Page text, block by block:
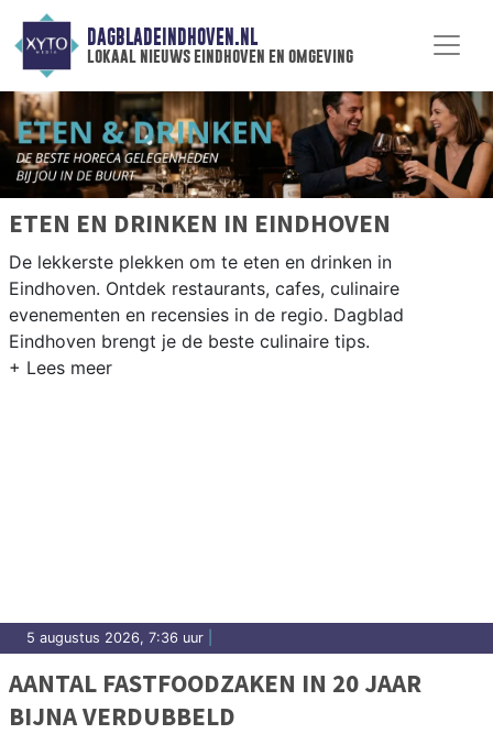
DAGBLADEINDHOVEN.NL
lokaal nieuws eindhoven en omgeving
ETEN EN DRINKEN IN EINDHOVEN
De lekkerste plekken om te eten en drinken in
Eindhoven. Ontdek restaurants, cafes, culinaire
evenementen en recensies in de regio. Dagblad
Eindhoven brengt je de beste culinaire tips.
5 augustus 2026, 7:36 uur
AANTAL FASTFOODZAKEN IN 20 JAAR
BIJNA VERDUBBELD